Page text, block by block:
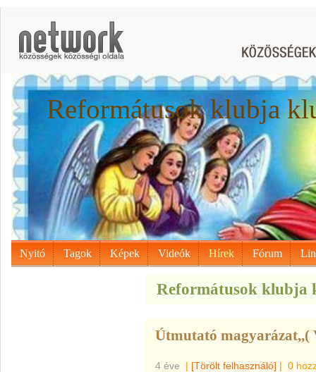
Reformátusok klubja
Nyitó Tagok Képek Videók Hírek Fórum
Reformátusok klubja
Útmutató magyarázat,,(
4 éve | [Törölt felhasználó] | 0